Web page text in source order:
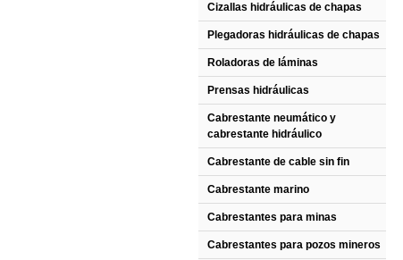
Cizallas hidráulicas de chapas
Plegadoras hidráulicas de chapas
Roladoras de láminas
Prensas hidráulicas
Cabrestante neumático y
cabrestante hidráulico
Cabrestante de cable sin fin
Cabrestante marino
Cabrestantes para minas
Cabrestantes para pozos mineros